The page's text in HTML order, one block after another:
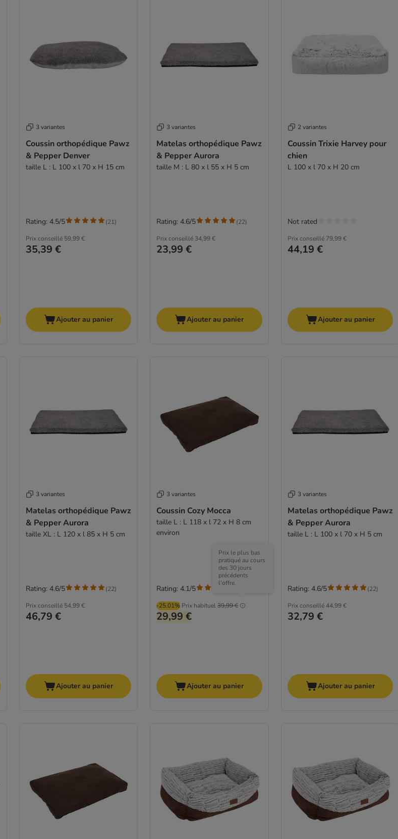
3 variantes
Coussin orthopédique Pawz
& Pepper Denver
taille L : L 100 x l 70 x H 15 cm
Prix conseillé 59,99 €
35,39 €
Rating: 4.5/5 (21)
Ajouter au panier
3 variantes
Matelas orthopédique Pawz
& Pepper Aurora
taille M : L 80 x l 55 x H 5 cm
Prix conseillé 34,99 €
23,99 €
Rating: 4.6/5 (22)
Ajouter au panier
2 variantes
Coussin Trixie Harvey pour
chien
L 100 x l 70 x H 20 cm
Prix conseillé 79,99 €
44,19 €
Not rated
Ajouter au panier
3 variantes
Matelas orthopédique Pawz
& Pepper Aurora
taille XL : L 120 x l 85 x H 5 cm
Prix conseillé 54,99 €
46,79 €
Rating: 4.6/5 (22)
Ajouter au panier
3 variantes
Coussin Cozy Mocca
taille L : L 118 x l 72 x H 8 cm
environ
-25.01% Prix habituel39,99 €
Prix le plus bas
pratiqué au cours
des 30 jours
précédents
l'offre.
29,99 €
Rating: 4.1/5
Ajouter au panier
3 variantes
Matelas orthopédique Pawz
& Pepper Aurora
taille L : L 100 x l 70 x H 5 cm
Prix conseillé 44,99 €
32,79 €
Rating: 4.6/5 (22)
Ajouter au panier